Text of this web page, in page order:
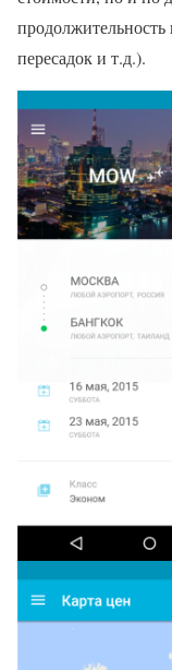
продолжительность
пересадок и т.д.).